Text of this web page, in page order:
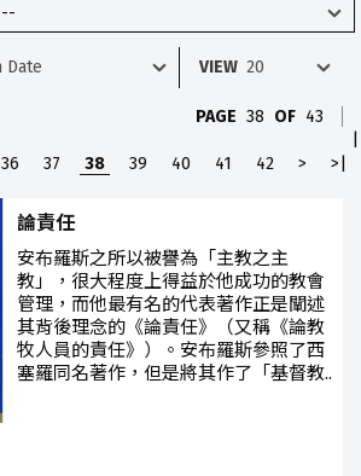
VIEW
PAGE 38 OF 43
36 37 38 39 40 41 42 > >|
論責任
安布羅斯之所以被譽為「主教之主
教」，很大程度上得益於他成功的教會
管理，而他最有名的代表著作正是闡述
其背後理念的《論責任》（又稱《論教
牧人員的責任》）。安布羅斯參照了西
塞羅同名著作，但是將其作了「基督教..